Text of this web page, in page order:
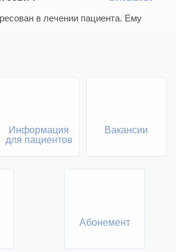
в лечении пациента. Ему
Информация
для пациентов
Вакансии
Абонемент